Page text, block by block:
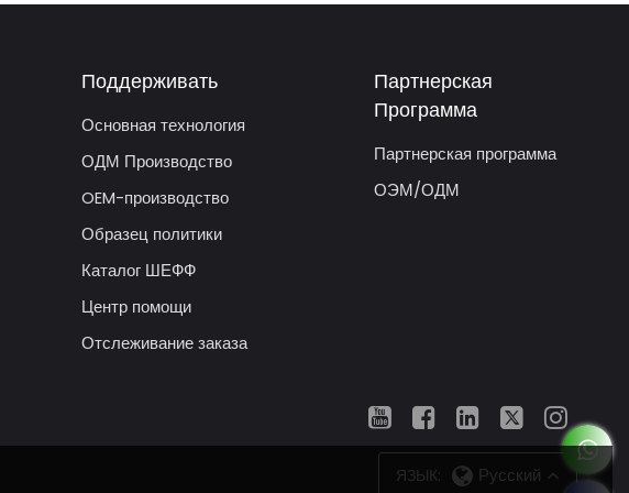
Поддерживать
Основная технология
ОДМ Производство
OEM-производство
Образец политики
Каталог ШЕФФ
Центр помощи
Отслеживание заказа
Партнерская
Программа
Партнерская программа
ОЭМ/ОДМ
ЯЗЫК: Русский